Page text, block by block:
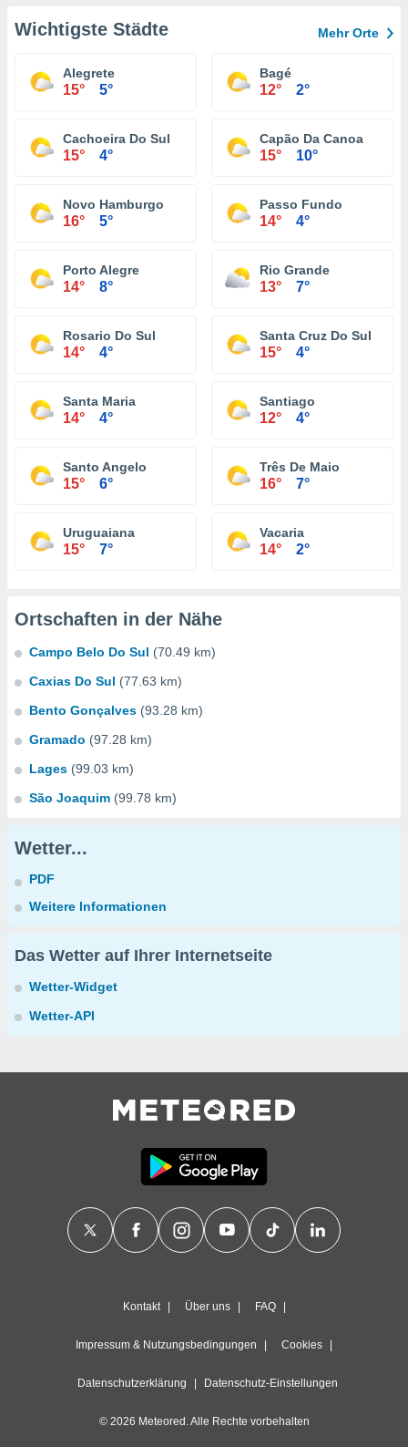
Wichtigste Städte Mehr Orte
Alegrete
15° 5°
Bagé
12° 2°
Cachoeira Do Sul
15° 4°
Capão Da Canoa
15° 10°
Novo Hamburgo
16° 5°
Passo Fundo
14° 4°
Porto Alegre
14° 8°
Rio Grande
13° 7°
Rosario Do Sul
14° 4°
Santa Cruz Do Sul
15° 4°
Santa Maria
14° 4°
Santiago
12° 4°
Santo Angelo
15° 6°
Três De Maio
16° 7°
Uruguaiana
15° 7°
Vacaria
14° 2°
Ortschaften in der Nähe
Campo Belo Do Sul (70.49 km)
Caxias Do Sul (77.63 km)
Bento Gonçalves (93.28 km)
Gramado (97.28 km)
Lages (99.03 km)
São Joaquim (99.78 km)
Wetter...
PDF
Weitere Informationen
Das Wetter auf Ihrer Internetseite
Wetter-Widget
Wetter-API
Kontakt Über uns FAQ
Impressum & Nutzungsbedingungen Cookies
Datenschutzerklärung Datenschutz-Einstellungen
© 2026 Meteored. Alle Rechte vorbehalten